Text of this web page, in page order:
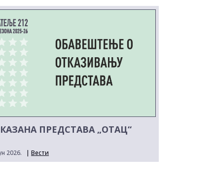
ПРЕДСТАВА „ОТАЦ“
2026. | Вести